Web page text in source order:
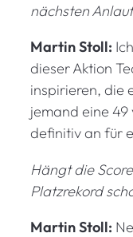
nächsten
Martin Stoll:
dieser Aktion
inspirieren, die
jemand eine
definitiv an für
Hängt die
Platzrekord
Martin Stoll: